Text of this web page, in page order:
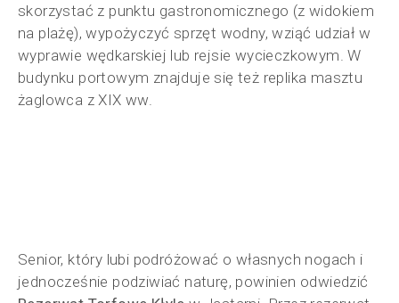
skorzystać z punktu gastronomicznego (z widokiem
na plażę), wypożyczyć sprzęt wodny, wziąć udział w
wyprawie wędkarskiej lub rejsie wycieczkowym. W
budynku portowym znajduje się też replika masztu
żaglowca z XIX ww.
Senior, który lubi podróżować o własnych nogach i
jednocześnie podziwiać naturę, powinien odwiedzić